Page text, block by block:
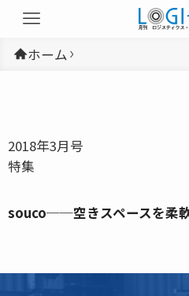
ホーム
2018年3月号
特集
souco──空きスペースを柔